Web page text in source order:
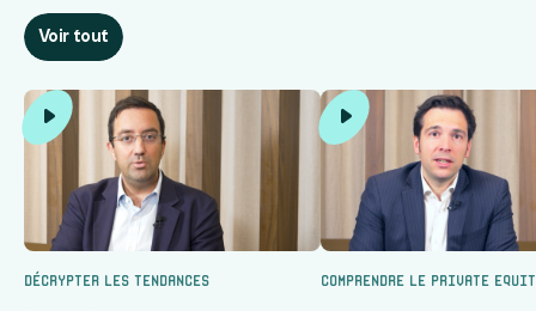
Voir tout
Décrypter les tendances Comprendre le Private